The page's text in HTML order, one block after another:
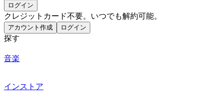
ログイン
クレジットカード不要。いつでも解約可能。
アカウント作成 ログイン
探す
音楽
インストア